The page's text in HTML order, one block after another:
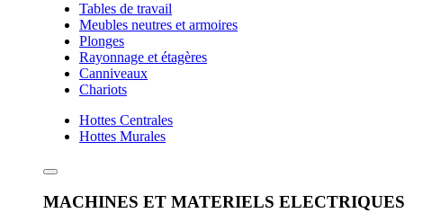
Tables de travail
Meubles neutres et armoires
Plonges
Rayonnage et étagères
Canniveaux
Chariots
Hottes Centrales
Hottes Murales
MACHINES ET MATERIELS ELECTRIQUES